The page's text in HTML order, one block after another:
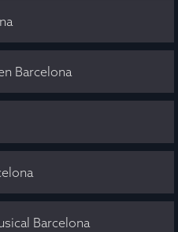
Barcelona
Barcelona